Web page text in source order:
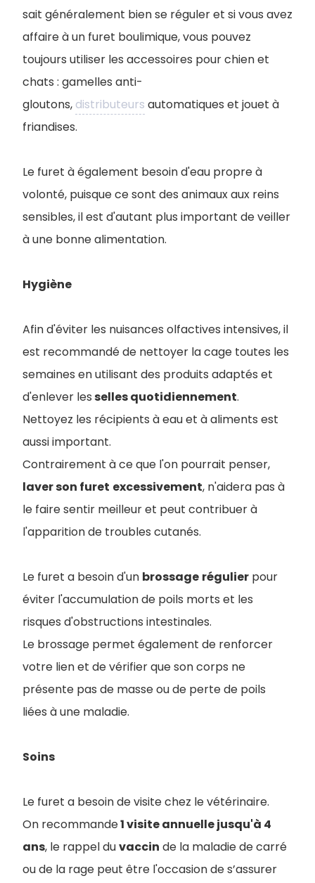
sait généralement bien se réguler et si vous avez
affaire à un furet boulimique, vous pouvez
toujours utiliser les accessoires pour chien et
chats : gamelles anti-
gloutons, distributeurs automatiques et jouet à
friandises.
Le furet à également besoin d'eau propre à
volonté, puisque ce sont des animaux aux reins
sensibles, il est d'autant plus important de veiller
à une bonne alimentation.
Hygiène
Afin d'éviter les nuisances olfactives intensives, il
est recommandé de nettoyer la cage toutes les
semaines en utilisant des produits adaptés et
d'enlever lesselles quotidiennement.
Nettoyez les récipients à eau et à aliments est
aussi important.
Contrairement à ce que l'on pourrait penser,
laver son furet excessivement, n'aidera pas à
le faire sentir meilleur et peut contribuer à
l'apparition de troubles cutanés.
Le furet a besoin d'un brossage régulier pour
éviter l'accumulation de poils morts et les
risques d'obstructions intestinales.
Le brossage permet également de renforcer
votre lien et de vérifier que son corps ne
présente pas de masse ou de perte de poils
liées à une maladie.
Soins
Le furet a besoin de visite chez le vétérinaire.
On recommande1 visite annuelle jusqu'à 4
ans, le rappel duvaccin de la maladie de carré
ou de la rage peut être l'occasion de s’assurer